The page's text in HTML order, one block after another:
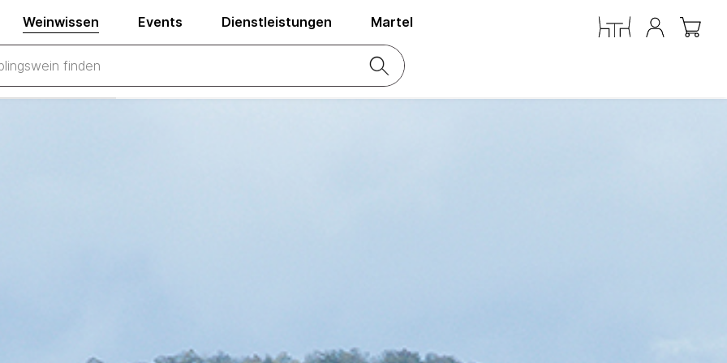
Weinwissen Events Dienstleistungen Martel